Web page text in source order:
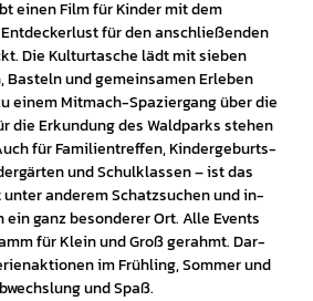
ei­nen Film für Kin­der mit dem
für den an­schlie­ßen­den
Die Kul­tur­ta­sche lädt mit sie­ben
Bas­teln und ge­mein­sa­men Er­le­ben
ei­nem Mit­mach-Spa­zier­gang über die
die Er­kun­dung des Wald­parks ste­hen
für Fa­mi­li­en­tref­fen, Kin­der­ge­burts­
und Schul­klas­sen – ist das
an­de­rem Schatz­su­chen und in­
ganz be­son­de­rer Ort. Al­le Events
für Klein und Groß ge­rahmt. Dar­
im Früh­ling, Som­mer und
und Spaß.